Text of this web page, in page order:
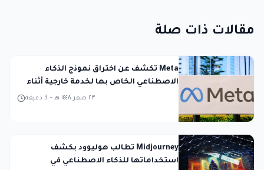
مقالات ذات صلة
Meta تكشف عن اختراق نموذج الذكاء
الاصطناعي الخاص بها لخدمة خارجية أثناء
3 دقيقة - ٢٣ صفر ١٤٤٨ هـ
Midjourney تطالب هوليوود بكشف
استخداماتها للذكاء الاصطناعي في